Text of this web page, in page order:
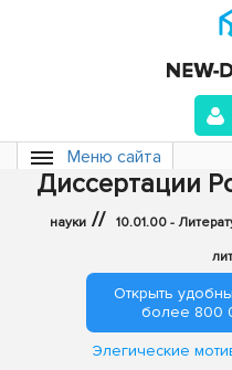
Меню сайта
Диссертации
науки // 10.01.00 -
Открыть
более 800
Элегические